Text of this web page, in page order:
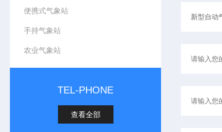
便携式气象站
手持气象站
农业气象站
TEL-PHONE
查看全部